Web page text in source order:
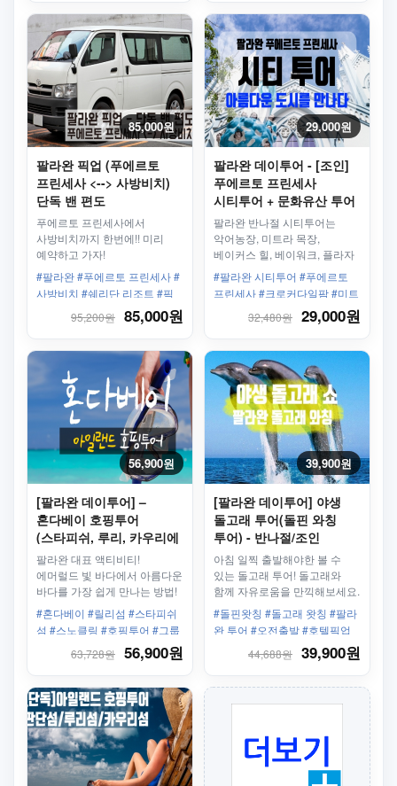
85,000원
팔라완 픽업 (푸에르토
프린세사 <--> 사방비치)
단독 밴 편도
푸에르토 프린세사에서
사방비치까지 한번에!! 미리
예약하고 가자!
#팔라완 #푸에르토 프린세사 #
사방비치 #쉐리단 리조트 #픽
95,200원 85,000원
29,000원
팔라완 데이투어 - [조인]
푸에르토 프린세사
시티투어 + 문화유산 투어
팔라완 반나절 시티투어는
악어농장, 미트라 목장,
베이커스 힐, 베이워크, 플라자
쿠아텔, 비누아탄 웨이빙 센터,
성모수태 성당, 기념품 가게
#팔라완 시티투어 #푸에르토
프린세사 #크로커다일팜 #미트
라스 농장 #베이커스힐 #베이
워크 #대성당 #4시간30분 #오
후출발
32,480원 29,000원
56,900원
[팔라완 데이투어] –
혼다베이 호핑투어
(스타피쉬, 루리, 카우리에
섬) [조인/그룹 조인]
팔라완 대표 액티비티!
에머럴드 빛 바다에서 아름다운
바다를 가장 쉽게 만나는 방법!
#혼다베이 #릴리섬 #스타피쉬
섬 #스노클링 #호핑투어 #그룹
63,728원 56,900원
39,900원
[팔라완 데이투어] 야생
돌고래 투어(돌핀 와칭
투어) - 반나절/조인
아침 일찍 출발해야한 볼 수
있는 돌고래 투어! 돌고래와
함께 자유로움을 만끽해보세요.
오직 4월~10월만 볼수
있습니다.
#돌핀왓칭 #돌고래 왓칭 #팔라
완 투어 #오전출발 #호텔픽업
샌딩 #방카보트 #조인투어
44,688원 39,900원